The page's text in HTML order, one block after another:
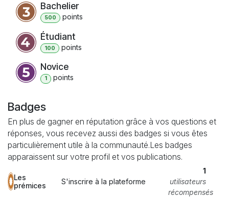
Bachelier
500 points
Étudiant
100 points
Novice
1 points
Badges
En plus de gagner en réputation grâce à vos questions et
réponses, vous recevez aussi des badges si vous êtes
particulièrement utile à la communauté.Les badges
apparaissent sur votre profil et vos publications.
Les
prémices
S'inscrire à la plateforme
1
utilisateurs
récompensés